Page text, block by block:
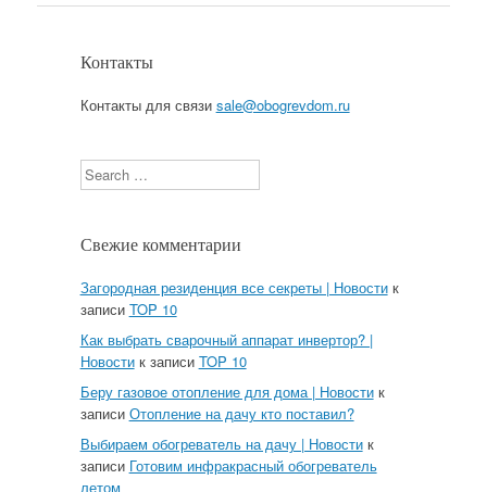
Контакты
Контакты для связи sale@obogrevdom.ru
Search
Свежие комментарии
Загородная резиденция все секреты | Новостик
записи TOP 10
Как выбрать сварочный аппарат инвертор? |
Новостик записи TOP 10
Беру газовое отопление для дома | Новостик
записи Отопление на дачу кто поставил?
Выбираем обогреватель на дачу | Новостик
записи Готовим инфракрасный обогреватель
летом